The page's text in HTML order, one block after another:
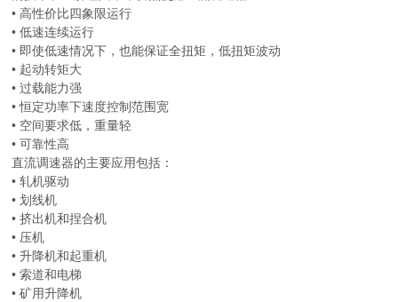
• 高性价比四象限运行
• 低速连续运行
• 即使低速情况下，也能保证全扭矩，低扭矩波动
• 起动转矩大
• 过载能力强
• 恒定功率下速度控制范围宽
• 空间要求低，重量轻
• 可靠性高
直流调速器的主要应用包括：
• 轧机驱动
• 划线机
• 挤出机和捏合机
• 压机
• 升降机和起重机
• 索道和电梯
• 矿用升降机